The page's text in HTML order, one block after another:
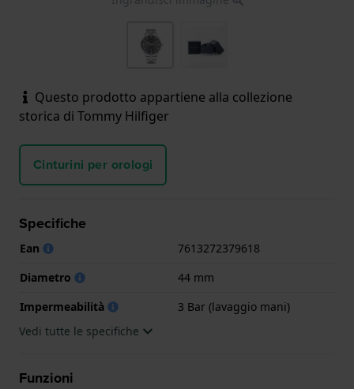
Questo prodotto appartiene alla collezione
storica di Tommy Hilfiger
Cinturini per orologi
Specifiche
Ean
7613272379618
Diametro
44 mm
Impermeabilità
3 Bar (lavaggio mani)
Vedi tutte le specifiche
Funzioni